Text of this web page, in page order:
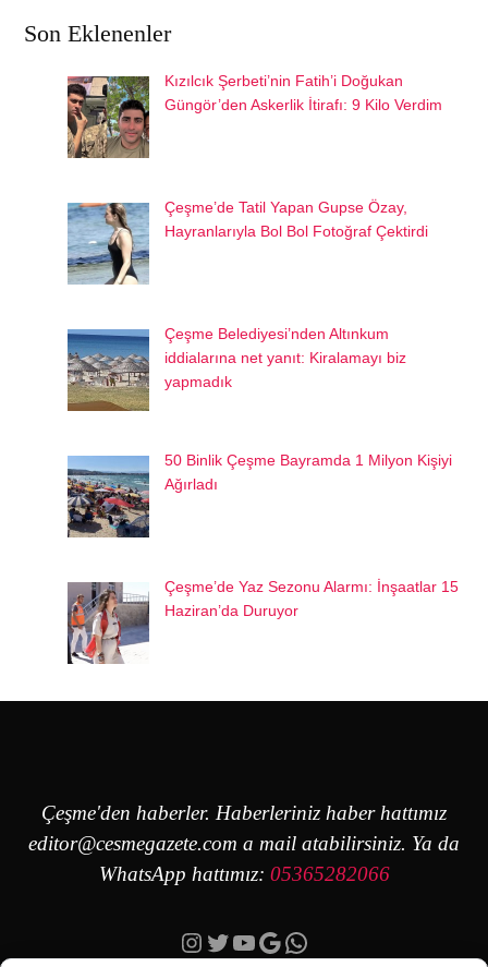
Son Eklenenler
Kızılcık Şerbeti’nin Fatih’i Doğukan
Güngör’den Askerlik İtirafı: 9 Kilo Verdim
Çeşme’de Tatil Yapan Gupse Özay,
Hayranlarıyla Bol Bol Fotoğraf Çektirdi
Çeşme Belediyesi’nden Altınkum
iddialarına net yanıt: Kiralamayı biz
yapmadık
50 Binlik Çeşme Bayramda 1 Milyon Kişiyi
Ağırladı
Çeşme’de Yaz Sezonu Alarmı: İnşaatlar 15
Haziran’da Duruyor
Çeşme'den haberler. Haberleriniz haber hattımız
editor@cesmegazete.com a mail atabilirsiniz. Ya da
WhatsApp hattımız: 05365282066
Instagram
Twitter
YouTube
Google
https://wa.me/